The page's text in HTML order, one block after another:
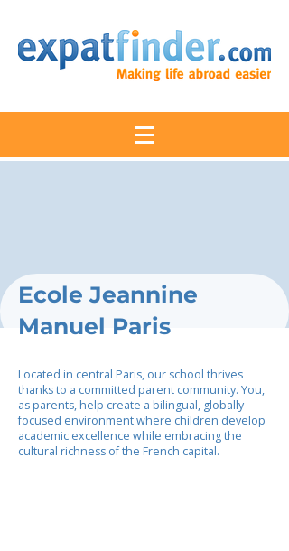
Ecole Jeannine
Manuel Paris
Located in central Paris, our school thrives
thanks to a committed parent community. You,
as parents, help create a bilingual, globally-
focused environment where children develop
academic excellence while embracing the
cultural richness of the French capital.